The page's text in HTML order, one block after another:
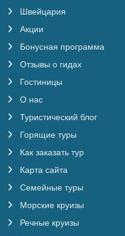
Швейцария
Акции
Бонусная программа
Отзывы о гидах
Гостиницы
О нас
Туристический блог
Горящие туры
Как заказать тур
Карта сайта
Семейные туры
Морские круизы
Речные круизы